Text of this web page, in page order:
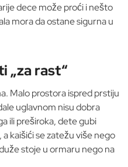
dece može proći i nešto
mora da ostane sigurna u
„za rast“
Malo prostora ispred prstiju
uglavnom nisu dobra
ili preširoka, dete gubi
kaišići se zatežu više nego
stoje u ormaru nego na